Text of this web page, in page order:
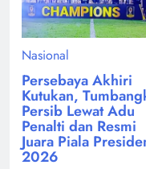
Nasional
Persebaya Akhiri
Kutukan,
Persib Lewat Adu
Penalti dan Resmi
Juara Piala
2026